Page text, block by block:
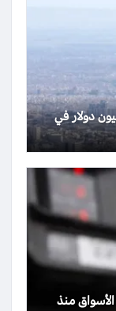
رادار أمريكيًا بقيمة 300 مليون دولار في
منذ